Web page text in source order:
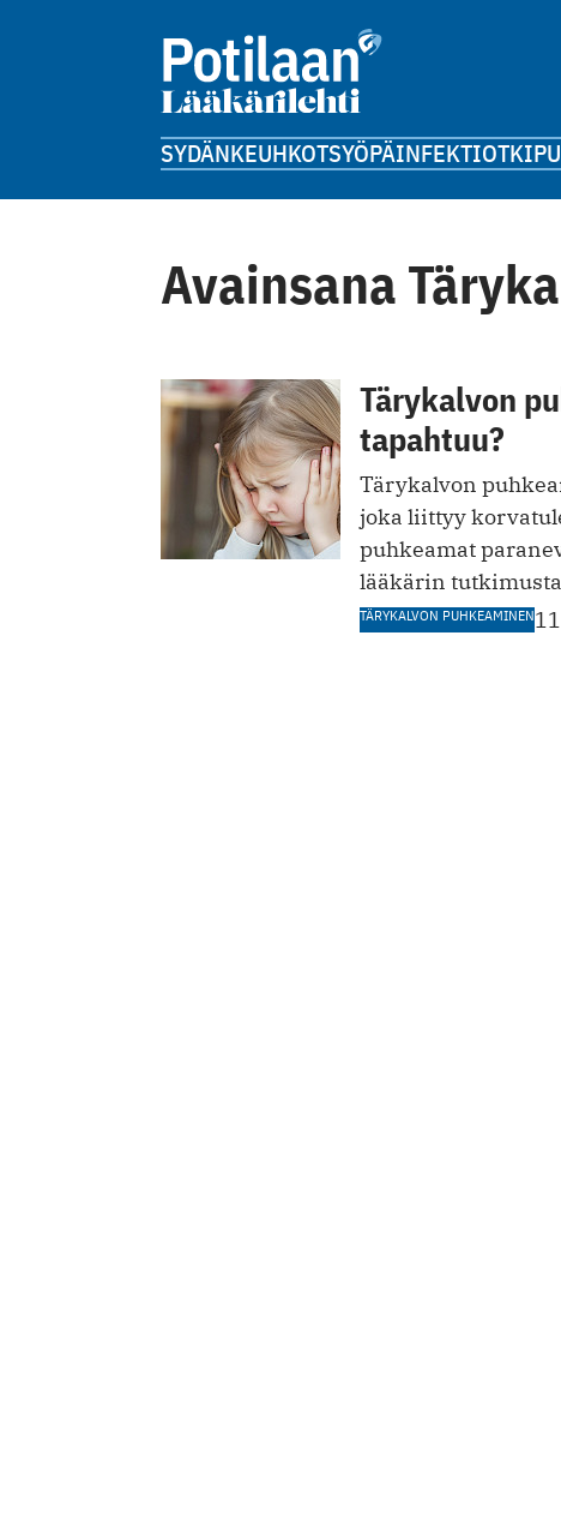
SYDÄNKEUHKOTSYÖPÄINFEKTIOTKIPU
Avainsana
Tärykalvon
tapahtuu?
Tärykalvon
joka liittyy
puhkeamat
lääkärin
TÄRYKALVON PUHKEAMINEN